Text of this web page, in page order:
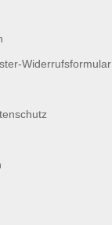
Widerrufsformular